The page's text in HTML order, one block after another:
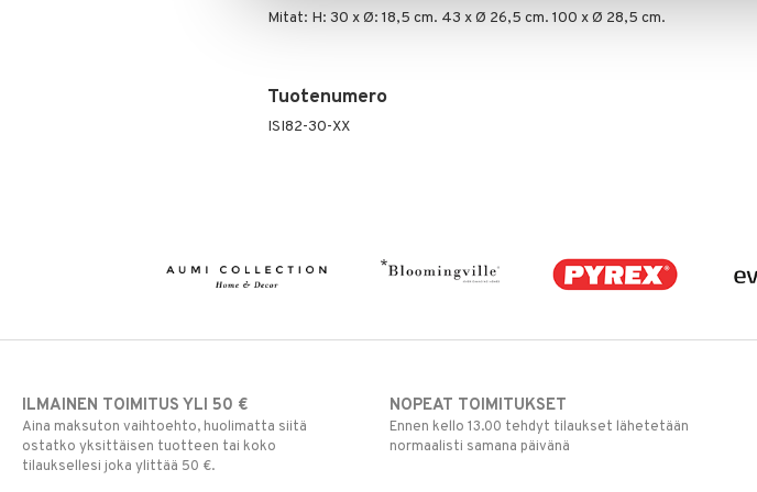
Mitat: H: 30 x Ø: 18,5 cm. 43 x Ø 26,5 cm. 100 x Ø 28,5 cm.
Tuotenumero
ISI82-30-XX
ILMAINEN TOIMITUS YLI 50 €
Aina maksuton vaihtoehto, huolimatta siitä
ostatko yksittäisen tuotteen tai koko
tilauksellesi joka ylittää 50 €.
NOPEAT TOIMITUKSET
Ennen kello 13.00 tehdyt tilaukset lähetetään
normaalisti samana päivänä